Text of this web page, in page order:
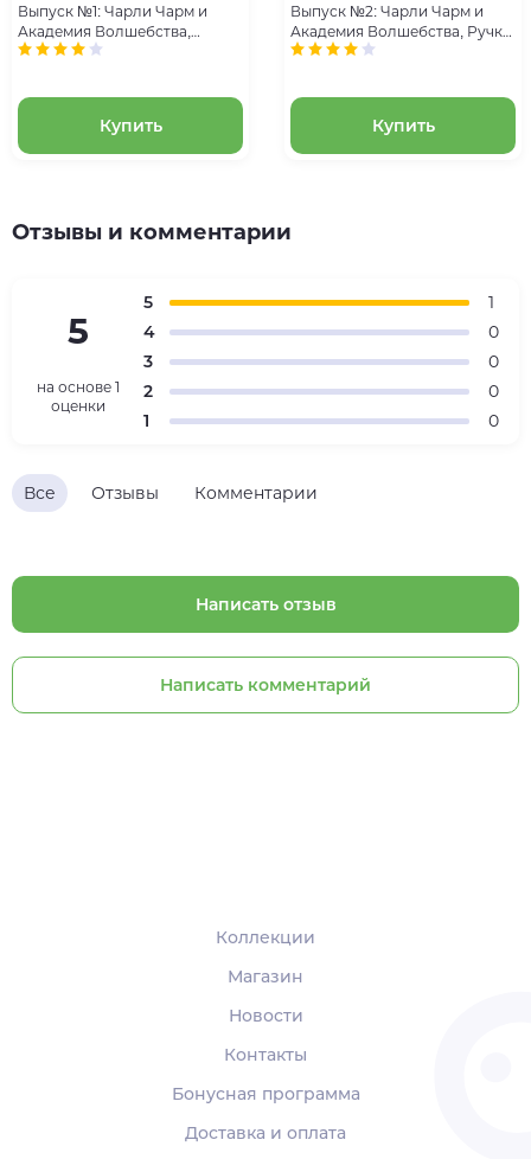
Выпуск №1: Чарли Чарм и
Академия Волшебства,
Бумага превратилась в
Купить
Выпуск №2: Чарли Чарм и
Академия Волшебства, Ручка
прошла насквозь
Купить
Отзывы и комментарии
Все Отзывы Комментарии
Написать отзыв
Написать комментарий
5
на основе 1
оценки
5
1
4
0
3
0
2
0
1
0
Коллекции
Магазин
Новости
Контакты
Бонусная программа
Доставка и оплата